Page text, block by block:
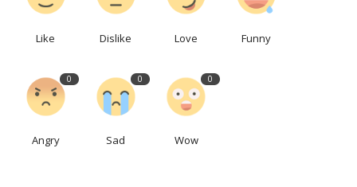
Like Dislike Love Funny
0
Angry
0
Sad
0
Wow